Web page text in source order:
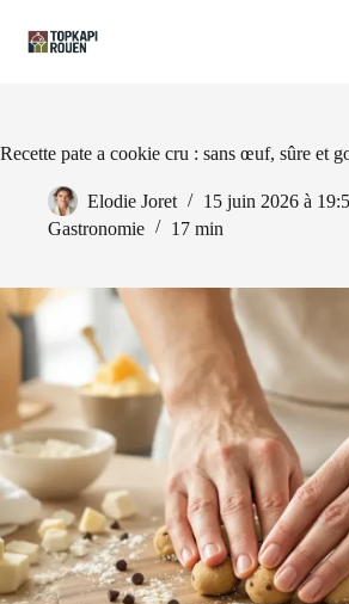
contenu
Recette pate a cookie cru : sans œuf, sûre et
Elodie Joret
15 juin 2026 à
Gastronomie
17 min